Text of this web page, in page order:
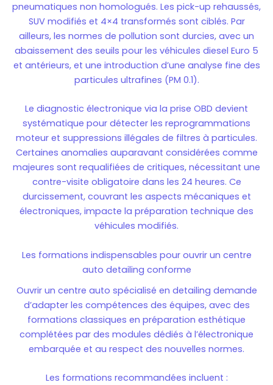
pneumatiques non homologués. Les pick-up rehaussés,
SUV modifiés et 4×4 transformés sont ciblés. Par
ailleurs, les normes de pollution sont durcies, avec un
abaissement des seuils pour les véhicules diesel Euro 5
et antérieurs, et une introduction d’une analyse fine des
particules ultrafines (PM 0.1).
Le diagnostic électronique via la prise OBD devient
systématique pour détecter les reprogrammations
moteur et suppressions illégales de filtres à particules.
Certaines anomalies auparavant considérées comme
majeures sont requalifiées de critiques, nécessitant une
contre-visite obligatoire dans les 24 heures. Ce
durcissement, couvrant les aspects mécaniques et
électroniques, impacte la préparation technique des
véhicules modifiés.
Les formations indispensables pour ouvrir un centre
auto detailing conforme
Ouvrir un centre auto spécialisé en detailing demande
d’adapter les compétences des équipes, avec des
formations classiques en préparation esthétique
complétées par des modules dédiés à l’électronique
embarquée et au respect des nouvelles normes.
Les formations recommandées incluent :